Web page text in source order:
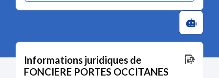
Informations juridiques de
FONCIERE PORTES OCCITANES